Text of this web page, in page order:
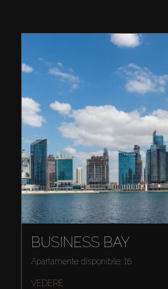
BUSINESS BAY
Apartamente disponibile: 16
VEDERE